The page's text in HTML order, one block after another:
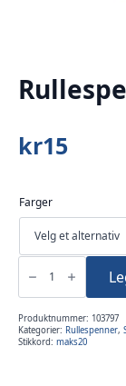
kr15
Farger
Rullespenne
30mm
antall
Produktnummer: 103797
Kategorier: Rullespenner,
Stikkord: maks20